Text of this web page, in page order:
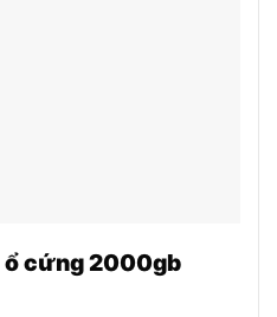
ổcứng 2000gb